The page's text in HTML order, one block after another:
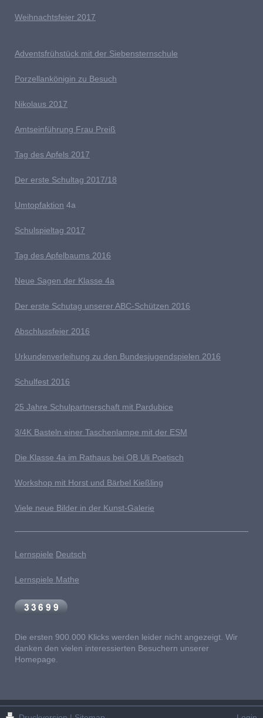
Weihnachtsfeier 2017
Adventsfrühstück mit der Siebensternschule
Porzellankönigin zu Besuch
Nikolaus 2017
Amtseinführung Frau Preiß
Tag des Apfels 2017
Der erste Schultag 2017/18
Umtopfaktion 4a
Schulspieltag 2017
Tag des Apfelbaums 2016
Neue Sagen der Klasse 4a
Der erste Schutag unserer ABC-Schützen 2016
Abschlussfeier 2016
Urkundenverleihung zu den Bundesjugendspielen 2016
Schulfest 2016
25 Jahre Schulpartnerschaft mit Pardubice
3/4K Basteln einer Taschenlampe mit der ESM
Die Klasse 4a im Rathaus bei OB Uli Poetisch
Workshop mit Horst und Bärbel Kießling
Viele neue Bilder in der Kunst-Galerie
Lernspiele Deutsch
Lernspiele Mathe
Die ersten 900.000 Klicks werden leider nicht angezeigt. Wir
danken den vielen interessierten Besuchern unserer
Homepage.